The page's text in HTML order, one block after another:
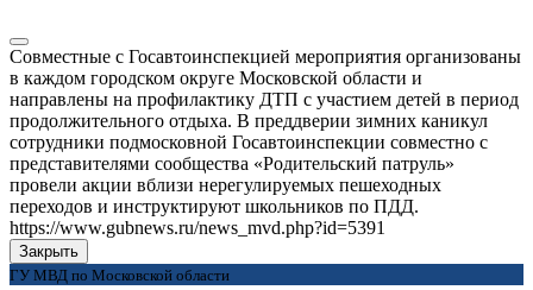
Совместные с Госавтоинспекцией мероприятия организованы
в каждом городском округе Московской области и
направлены на профилактику ДТП с участием детей в период
продолжительного отдыха. В преддверии зимних каникул
сотрудники подмосковной Госавтоинспекции совместно с
представителями сообщества «Родительский патруль»
провели акции вблизи нерегулируемых пешеходных
переходов и инструктируют школьников по ПДД.
https://www.gubnews.ru/news_mvd.php?id=5391
Закрыть
ГУ МВД по Московской области